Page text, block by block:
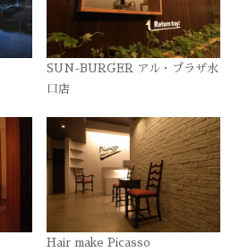
SUN-BURGER アル・プラザ水
口店
Hair make Picasso